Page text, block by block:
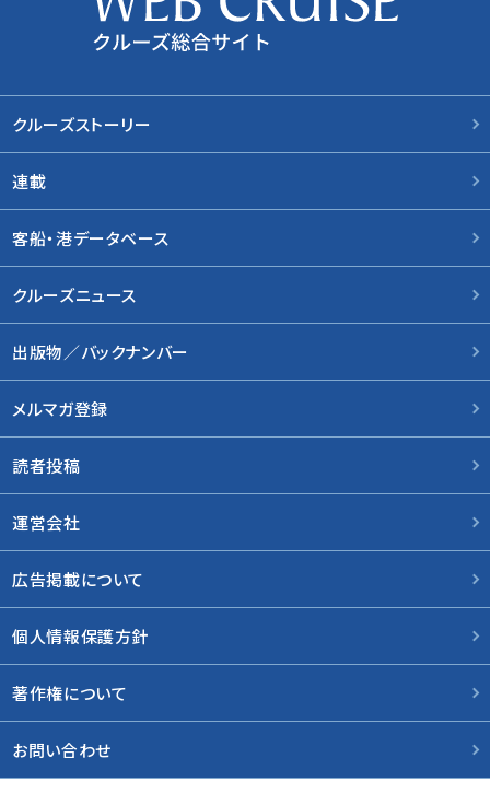
クルーズストーリー
連載
客船・港データベース
クルーズニュース
出版物／バックナンバー
メルマガ登録
読者投稿
運営会社
広告掲載について
個人情報保護方針
著作権について
お問い合わせ